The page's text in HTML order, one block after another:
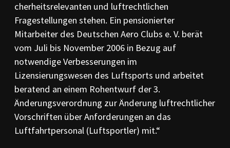
cherheitsrelevanten und luftrecht­lichen
Fragestellungen ste­hen. Ein pensionierter
Mitarbeiter des Deutschen Aero Clubs e. V. berät
vom Juli bis No­vember 2006 in Bezug auf
notwendige Ver­bes­serungen im
Lizensierungswesen des Luftsports und arbeitet
beratend an einem Roh­ent­wurf der 3.
Änderungsverordnung zur Änderung luftrechtlicher
Vor­schrif­ten über Anforderun­gen an das
Luftfahrtpersonal (Luftsportler) mit.“